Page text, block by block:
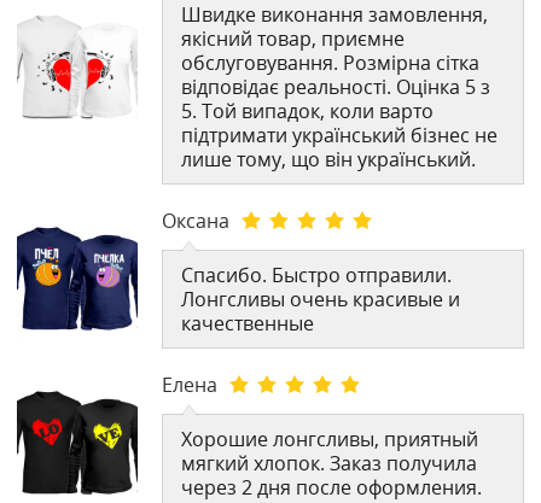
Швидке виконання замовлення,
якісний товар, приємне
обслуговування. Розмірна сітка
відповідає реальності. Оцінка 5 з
5. Той випадок, коли варто
підтримати український бізнес не
лише тому, що він український.
Оксана
Спасибо. Быстро отправили.
Лонгсливы очень красивые и
качественные
Елена
Хорошие лонгсливы, приятный
мягкий хлопок. Заказ получила
через 2 дня после оформления.